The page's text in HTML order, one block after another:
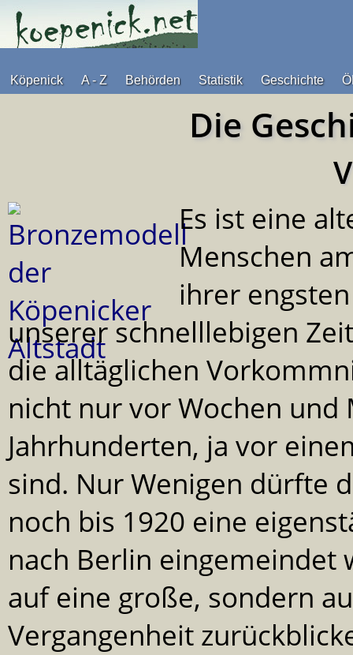
Köpenick A - Z Behörden Statistik Geschichte
Die
Es ist eine
Menschen
ihrer
unserer schnelllebigen
die alltäglichen
nicht nur vor Wochen
Jahrhunderten, ja vor
sind. Nur Wenigen dürfte
noch bis 1920 eine
nach Berlin eingemeindet
auf eine große, sondern
Vergangenheit